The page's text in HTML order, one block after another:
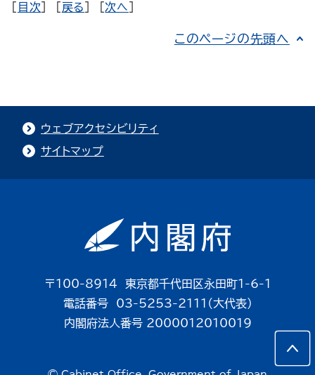
目次 戻る ] [次へ
このページの先頭へ
ウェブアクセシビリティ
サイトマップ
〒100-8914 東京都千代田区永田町1-6-1
電話番号 03-5253-2111（大代表）
内閣府法人番号 2000012010019